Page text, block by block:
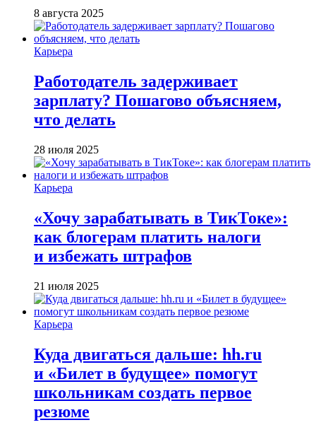
8 августа 2025
Карьера
Работодатель задерживает
зарплату? Пошагово объясняем,
что делать
28 июля 2025
Карьера
«Хочу зарабатывать в ТикТоке»:
как блогерам платить налоги
и избежать штрафов
21 июля 2025
Карьера
Куда двигаться дальше: hh.ru
и «Билет в будущее» помогут
школьникам создать первое
резюме